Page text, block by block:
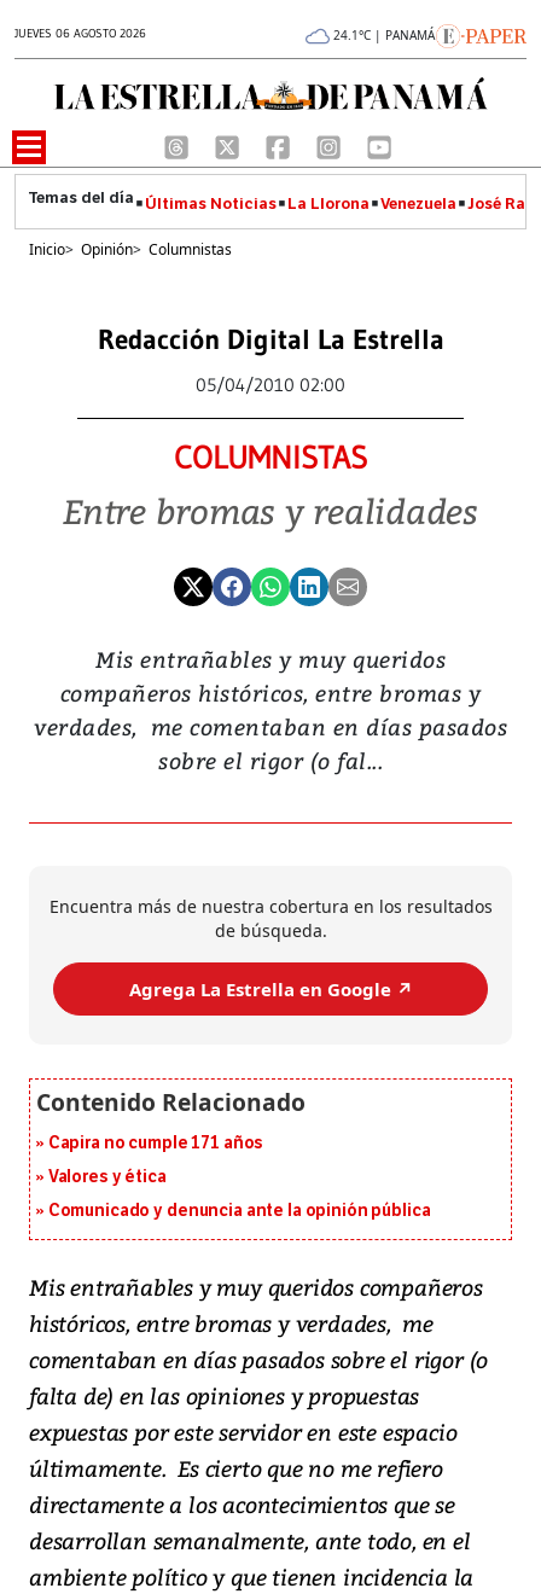
JUEVES 06 AGOSTO 2026 24.1°C | PANAMÁ
Últimas Noticias La Llorona Venezuela José
Inicio> Opinión> Columnistas
Redacción Digital La Estrella
05/04/2010 02:00
COLUMNISTAS
Entre bromas y realidades
Mis entrañables y muy queridos
compañeros históricos, entre bromas y
verdades, me comentaban en días pasados
sobre el rigor (o fal...
Encuentra más de nuestra cobertura en los resultados
de búsqueda.
Agrega La Estrella en Google ↗️
Capira no cumple 171 años
Valores y ética
Comunicado y denuncia ante la opinión pública
Mis entrañables y muy queridos compañeros
históricos, entre bromas y verdades, me
comentaban en días pasados sobre el rigor (o
falta de) en las opiniones y propuestas
expuestas por este servidor en este espacio
últimamente. Es cierto que no me refiero
directamente a los acontecimientos que se
desarrollan semanalmente, ante todo, en el
ambiente político y que tienen incidencia la